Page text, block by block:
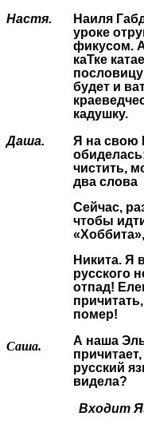
Настя.
Наиля
уроке
фикусом.
каТке
будет и
кадушку.
Даша.
Я на свою
чистить,
два слова
Сейчас,
чтобы
Никита. Я
русского
отпад!
помер!
Саша.
А наша
русский
видела?
Входит